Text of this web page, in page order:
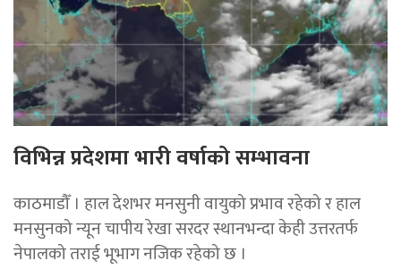
विभिन्न प्रदेशमा भारी वर्षाको सम्भावना
काठमाडौँ । हाल देशभर मनसुनी वायुको प्रभाव रहेको र हाल
मनसुनको न्यून चापीय रेखा सरदर स्थानभन्दा केही उत्तरतर्फ
नेपालको तराई भूभाग नजिक रहेको छ ।